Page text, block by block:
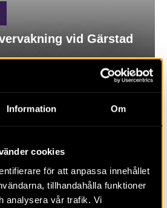
Information Om
cookies
för att anpassa innehållet
tillhandahålla funktioner
analysera vår trafik. Vi
vid Gärstad